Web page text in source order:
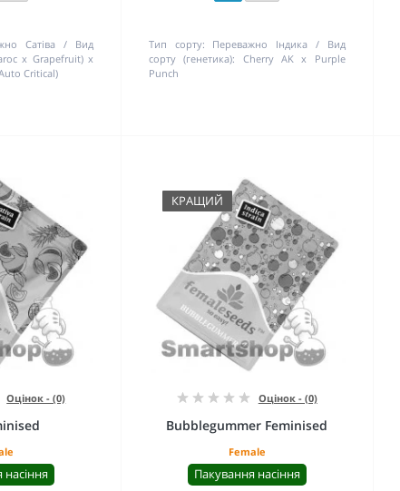
Сатіва
Вид
x Grapefruit) x
Critical)
Тип сорту: Переважно Індика
Вид
сорту (генетика):
Cherry AK x Purple
Punch
Оцінок - (0)
КРАЩИЙ
Оцінок - (0)
Bubblegummer Feminised
Female
Пакування насіння